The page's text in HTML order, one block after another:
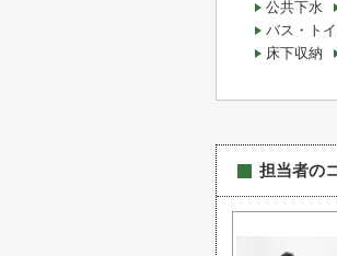
公共下水
バス・ト
床下収納
担当者の